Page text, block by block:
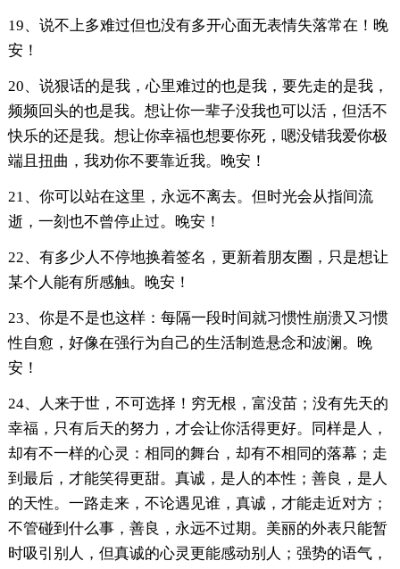
19、说不上多难过但也没有多开心面无表情失落常在！晚
安！
20、说狠话的是我，心里难过的也是我，要先走的是我，
频频回头的也是我。想让你一辈子没我也可以活，但活不
快乐的还是我。想让你幸福也想要你死，嗯没错我爱你极
端且扭曲，我劝你不要靠近我。晚安！
21、你可以站在这里，永远不离去。但时光会从指间流
逝，一刻也不曾停止过。晚安！
22、有多少人不停地换着签名，更新着朋友圈，只是想让
某个人能有所感触。晚安！
23、你是不是也这样：每隔一段时间就习惯性崩溃又习惯
性自愈，好像在强行为自己的生活制造悬念和波澜。晚
安！
24、人来于世，不可选择！穷无根，富没苗；没有先天的
幸福，只有后天的努力，才会让你活得更好。同样是人，
却有不一样的心灵：相同的舞台，却有不相同的落幕；走
到最后，才能笑得更甜。真诚，是人的本性；善良，是人
的天性。一路走来，不论遇见谁，真诚，才能走近对方；
不管碰到什么事，善良，永远不过期。美丽的外表只能暂
时吸引别人，但真诚的心灵更能感动别人；强势的语气，